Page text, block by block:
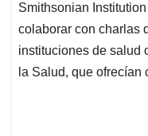
Smithsonian
colaborar con charlas
instituciones de salud
la Salud, que ofrecían